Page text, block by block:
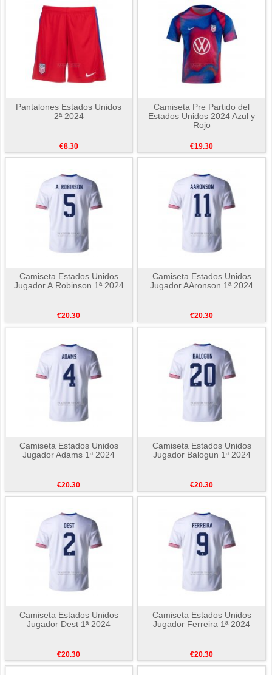
Pantalones Estados Unidos
2ª 2024
€8.30
Camiseta Pre Partido del
Estados Unidos 2024 Azul y
Rojo
€19.30
Camiseta Estados Unidos
Jugador A.Robinson 1ª 2024
€20.30
Camiseta Estados Unidos
Jugador AAronson 1ª 2024
€20.30
Camiseta Estados Unidos
Jugador Adams 1ª 2024
€20.30
Camiseta Estados Unidos
Jugador Balogun 1ª 2024
€20.30
Camiseta Estados Unidos
Jugador Dest 1ª 2024
€20.30
Camiseta Estados Unidos
Jugador Ferreira 1ª 2024
€20.30